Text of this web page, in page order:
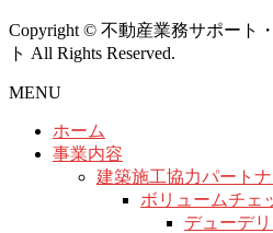
Copyright © 不動産業務サポート
ト All Rights Reserved.
MENU
ホーム
事業内容
建築施工協力パート
ボリュームチェ
デューデ